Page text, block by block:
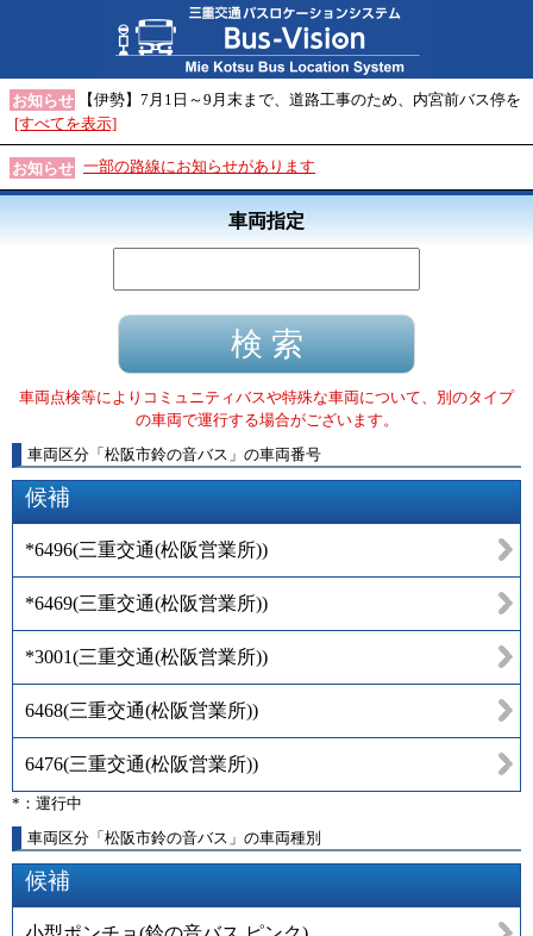
お知らせ
【伊勢】7月1日～9月末まで、道路工事のため、内宮前バス停を
[すべてを表示]
お知らせ 一部の路線にお知らせがあります
車両指定
車両点検等によりコミュニティバスや特殊な車両について、別のタイプ
の車両で運行する場合がございます。
車両区分 「 松阪市鈴の音バス 」 の車両番号
候補
*6496(三重交通(松阪営業所))
*6469(三重交通(松阪営業所))
*3001(三重交通(松阪営業所))
6468(三重交通(松阪営業所))
6476(三重交通(松阪営業所))
*：運行中
車両区分「松阪市鈴の音バス」の車両種別
候補